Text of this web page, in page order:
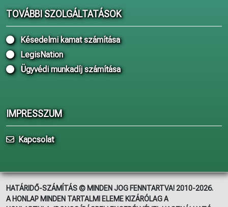
TOVÁBBI SZOLGÁLTATÁSOK
Késedelmi kamat számítása
LegisNation
Ügyvédi munkadíj számítása
IMPRESSZUM
Kapcsolat
HATÁRIDŐ-SZÁMÍTÁS © MINDEN JOG FENNTARTVA! 2010-2026.
A HONLAP MINDEN TARTALMI ELEME KIZÁRÓLAG A